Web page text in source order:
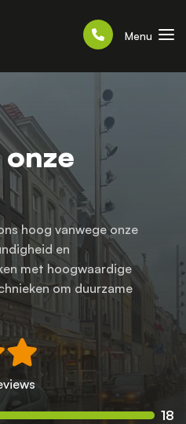
Menu
hoog vanwege onze
en
met hoogwaardige
om duurzame
18